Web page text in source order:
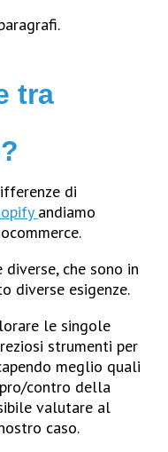
tra
di
andiamo
che sono in
diverse esigenze.
le singole
strumenti per
meglio quali
contro della
valutare al
caso.